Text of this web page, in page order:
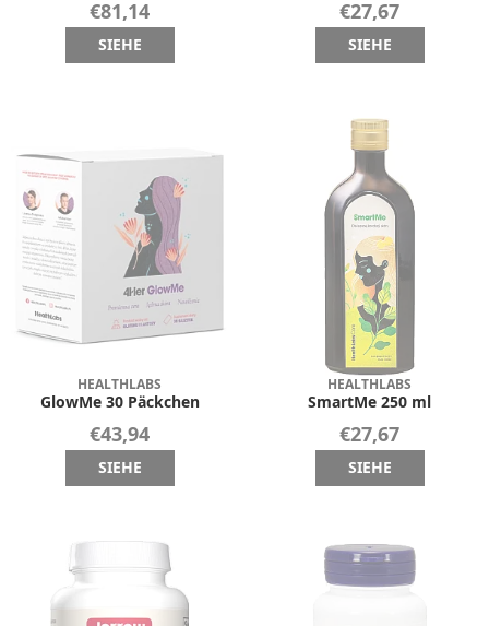
€81,14
SIEHE
€27,67
SIEHE
HEALTHLABS
GlowMe 30 Päckchen
€43,94
SIEHE
HEALTHLABS
SmartMe 250 ml
€27,67
SIEHE